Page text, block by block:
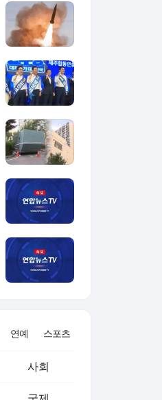
연예 스포츠
사회